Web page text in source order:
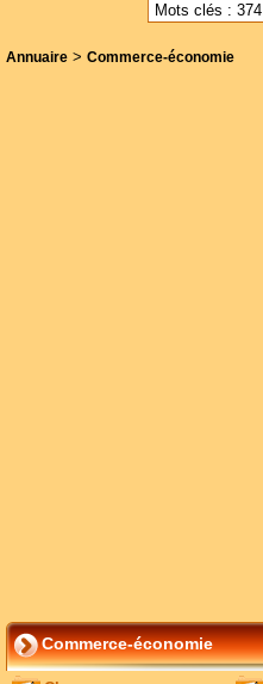
Mots clés : 374
Annuaire > Commerce-économie
Commerce-économie